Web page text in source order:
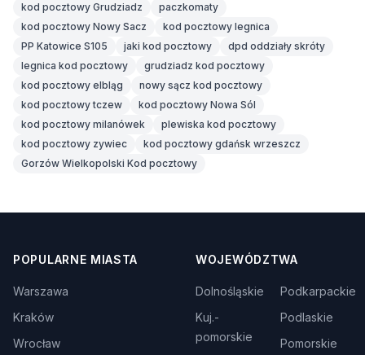
kod pocztowy Grudziadz
paczkomaty
kod pocztowy Nowy Sacz
kod pocztowy legnica
PP Katowice S105
jaki kod pocztowy
dpd oddziały skróty
legnica kod pocztowy
grudziadz kod pocztowy
kod pocztowy elbląg
nowy sącz kod pocztowy
kod pocztowy tczew
kod pocztowy Nowa Sól
kod pocztowy milanówek
plewiska kod pocztowy
kod pocztowy zywiec
kod pocztowy gdańsk wrzeszcz
Gorzów Wielkopolski Kod pocztowy
POPULARNE MIASTA
Warszawa
Kraków
Wrocław
WOJEWÓDZTWA
Dolnośląskie
Kuj.-
pomorskie
Podkarpackie
Podlaskie
Pomorskie